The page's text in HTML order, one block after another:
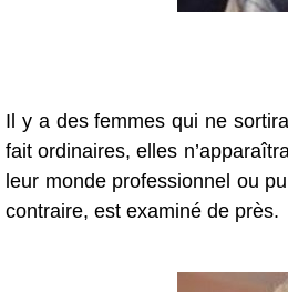
Il y a des femmes qui ne
fait ordinaires, elles
leur monde professionnel ou
contraire, est examiné de près.